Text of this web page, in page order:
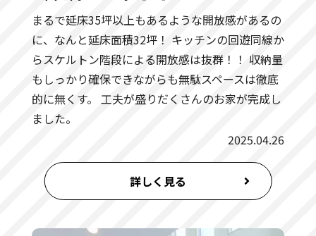
まるで延床35坪以上もあるような開放感があるの
に、なんと延床面積32坪！ キッチンの回遊同線か
らスケルトン階段による開放感は抜群！！ 収納量
もしっかり確保できながらも無駄スペースは徹底
的に無くす。 工夫が盛りだくさんのお家が完成し
ました。
2025.04.26
詳しく見る